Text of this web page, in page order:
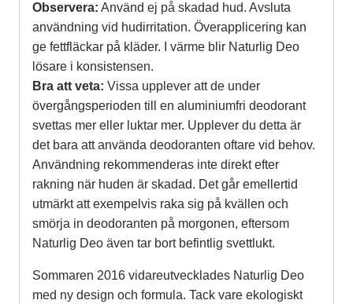
Observera: Använd ej på skadad hud. Avsluta
användning vid hudirritation. Överapplicering kan
ge fettfläckar på kläder. I värme blir Naturlig Deo
lösare i konsistensen.
Bra att veta: Vissa upplever att de under
övergångsperioden till en aluminiumfri deodorant
svettas mer eller luktar mer. Upplever du detta är
det bara att använda deodoranten oftare vid behov.
Användning rekommenderas inte direkt efter
rakning när huden är skadad. Det går emellertid
utmärkt att exempelvis raka sig på kvällen och
smörja in deodoranten på morgonen, eftersom
Naturlig Deo även tar bort befintlig svettlukt.
Sommaren 2016 vidareutvecklades Naturlig Deo
med ny design och formula. Tack vare ekologiskt